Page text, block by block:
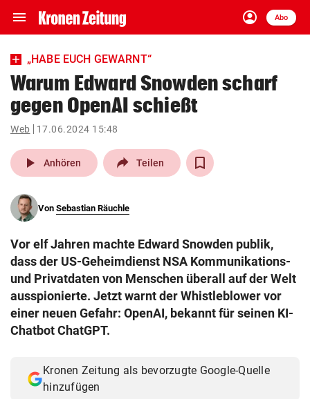
menu Navigation
ein-/ausklappen
account_circle
Anmelden
Abo
close Schließen
account_circle Anmelden
pin_drop
Wien arrow_right
search
eingeben
© Krone Multimedia GmbH & Co KG 2026
Muthgasse 2, 1190 Wien
„HABE EUCH GEWARNT“
Warum Edward Snowden scharf
gegen OpenAI schießt
Web 17.06.2024 15:48
play_arrow Anhören Teilen
Von Sebastian Räuchle
Vor elf Jahren machte Edward Snowden publik,
dass der US-Geheimdienst NSA Kommunikations-
und Privatdaten von Menschen überall auf der Welt
ausspionierte. Jetzt warnt der Whistleblower vor
einer neuen Gefahr: OpenAI, bekannt für seinen KI-
Chatbot ChatGPT.
Kronen Zeitung als bevorzugte Google-Quelle
hinzufügen